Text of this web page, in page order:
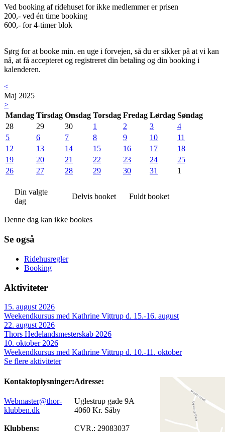
Ved booking af ridehuset for ikke medlemmer er prisen
200,- ved én time booking
600,- for 4-timer blok
Sørg for at booke min. en uge i forvejen, så du er sikker på at vi kan
nå, at få accepteret og registreret din betaling og din booking i
kalenderen.
<
Maj 2025
>
Mandag Tirsdag Onsdag Torsdag Fredag Lørdag Søndag
28
29 30 1 2 3
4
5
6 7 8 9 10
11
12
13 14 15 16 17
18
19
20 21 22 23 24
25
26
27 28 29 30 31 1
Din valgte
dag
Delvis booket Fuldt booket
Denne dag kan ikke bookes
Se også
Ridehusregler
Booking
Aktiviteter
15. august 2026
Weekendkursus med Kathrine Vittrup d. 15.-16. august
22. august 2026
Thors Hedelandsmesterskab 2026
10. oktober 2026
Weekendkursus med Kathrine Vittrup d. 10.-11. oktober
Se flere aktiviteter
Kontaktoplysninger:
Webmaster@thor-
klubben.dk
Klubbens:
Adresse:
Uglestrup gade 9A
4060 Kr. Såby
CVR.: 29083037